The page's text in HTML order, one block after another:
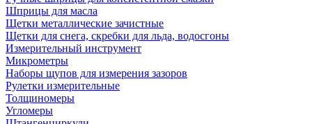
Шприцы для масла
Щетки металлические зачистные
Щетки для снега, скребки для льда, водосгоны
Измерительный инструмент
Микрометры
Наборы щупов для измерения зазоров
Рулетки измерительные
Толщиномеры
Угломеры